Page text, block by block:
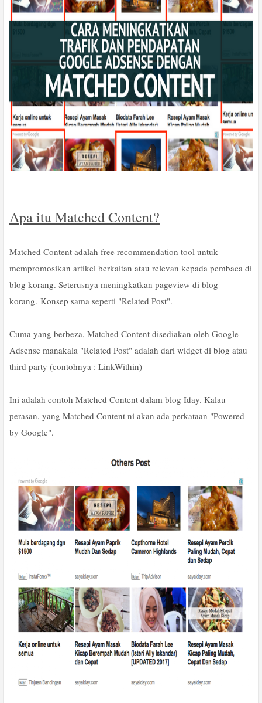
Apa itu Matched Content?
Matched Content adalah free recommendation tool untuk
mempromosikan artikel berkaitan atau relevan kepada pembaca di
blog korang. Seterusnya meningkatkan pageview di blog
korang. Konsep sama seperti "Related Post".
Cuma yang berbeza, Matched Content disediakan oleh Google
Adsense manakala "Related Post" adalah dari widget di blog atau
third party (contohnya : LinkWithin)
Ini adalah contoh Matched Content dalam blog Iday. Kalau
perasan, yang Matched Content ni akan ada perkataan "Powered
by Google".